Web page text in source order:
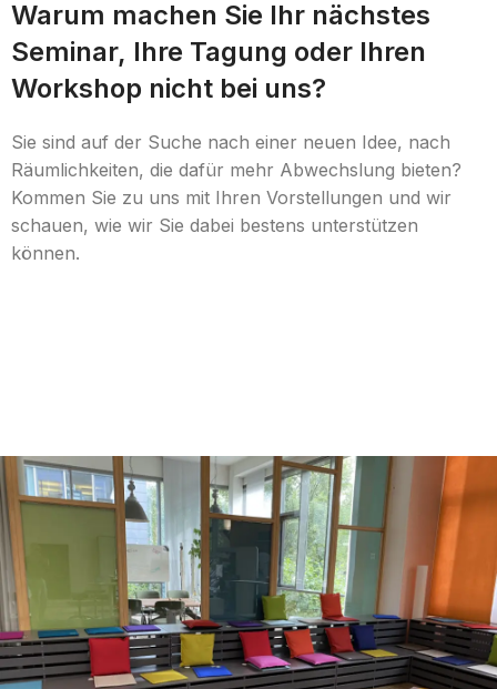
Warum machen Sie Ihr nächstes
Seminar, Ihre Tagung oder Ihren
Workshop nicht bei uns?
Sie sind auf der Suche nach einer neuen Idee, nach
Räumlichkeiten, die dafür mehr Abwechslung bieten?
Kommen Sie zu uns mit Ihren Vorstellungen und wir
schauen, wie wir Sie dabei bestens unterstützen
können.